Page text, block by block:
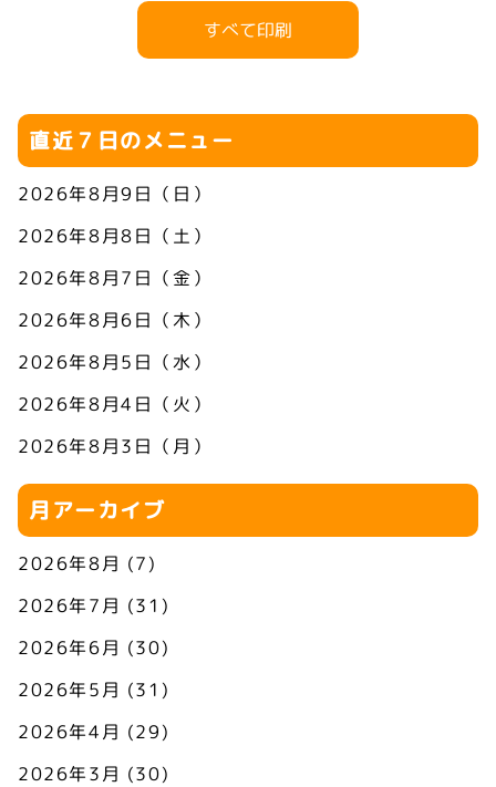
すべて印刷
直近７日のメニュー
2026年8月9日（日）
2026年8月8日（土）
2026年8月7日（金）
2026年8月6日（木）
2026年8月5日（水）
2026年8月4日（火）
2026年8月3日（月）
月アーカイブ
2026年8月 (7)
2026年7月 (31)
2026年6月 (30)
2026年5月 (31)
2026年4月 (29)
2026年3月 (30)